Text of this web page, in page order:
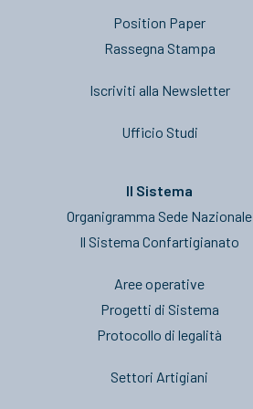
Position Paper
Rassegna Stampa
Iscriviti alla Newsletter
Ufficio Studi
Il Sistema
Organigramma Sede Nazionale
Il Sistema Confartigianato
Aree operative
Progetti di Sistema
Protocollo di legalità
Settori Artigiani